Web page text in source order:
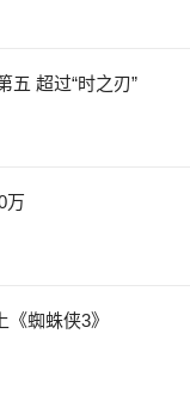
五 超过“时之刃”
万
蜘蛛侠3》